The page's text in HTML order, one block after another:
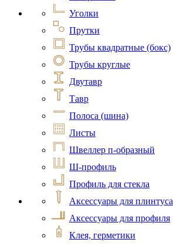
Уголки
Прутки
Трубы квадратные (бокс)
Трубы круглые
Двутавр
Тавр
Полоса (шина)
Листы
Швеллер п-образный
Ш-профиль
Профиль для стекла
Аксессуары для плинтуса
Аксессуары для профиля
Клея, герметики